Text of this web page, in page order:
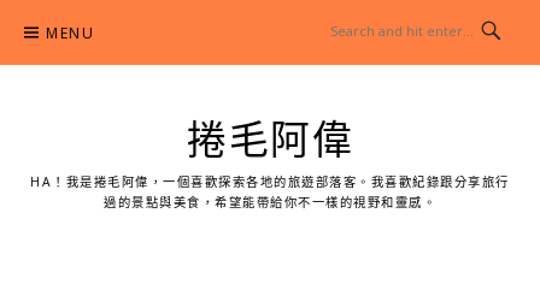
content
MENU
捲毛阿偉
HA！我是捲毛阿偉，一個喜歡探索各地的旅遊部落客。我喜歡紀錄跟分享旅行
過的景點與美食，希望能帶給你不一樣的視野和靈感。